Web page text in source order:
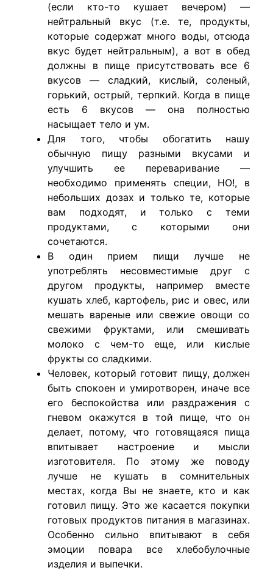
(если кто-то кушает вечером) —
нейтральный вкус (т.е. те, продукты,
которые содержат много воды, отсюда
вкус будет нейтральным), а вот в обед
должны в пище присутствовать все 6
вкусов — сладкий, кислый, соленый,
горький, острый, терпкий. Когда в пище
есть 6 вкусов — она полностью
насыщает тело и ум.
Для того, чтобы обогатить нашу
обычную пищу разными вкусами и
улучшить ее переваривание —
необходимо применять специи, НО!, в
небольших дозах и только те, которые
вам подходят, и только с теми
продуктами, с которыми они
сочетаются.
В один прием пищи лучше не
употреблять несовместимые друг с
другом продукты, например вместе
кушать хлеб, картофель, рис и овес, или
мешать вареные или свежие овощи со
свежими фруктами, или смешивать
молоко с чем-то еще, или кислые
фрукты со сладкими.
Человек, который готовит пищу, должен
быть спокоен и умиротворен, иначе все
его беспокойства или раздражения с
гневом окажутся в той пище, что он
делает, потому, что готовящаяся пища
впитывает настроение и мысли
изготовителя. По этому же поводу
лучше не кушать в сомнительных
местах, когда Вы не знаете, кто и как
готовил пищу. Это же касается покупки
готовых продуктов питания в магазинах.
Особенно сильно впитывают в себя
эмоции повара все хлебобулочные
изделия и выпечки.